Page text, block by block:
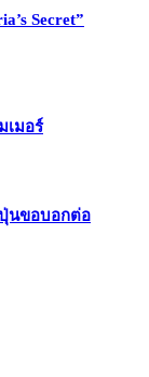
Secret”
เมอร์
นขอบอกต่อ